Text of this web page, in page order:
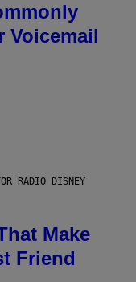
Voicemail
RADIO DISNEY
Make
Friend